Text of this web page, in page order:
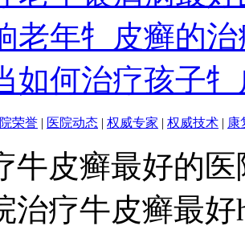
老年牜皮癣的
如何治疗孩子
荣誉 | 医院动态 | 权威专家 | 权威技术 | 康
牛皮癣最好的
治疗牛皮癣最好